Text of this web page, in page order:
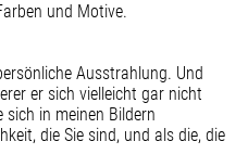
und Motive.
Ausstrahlung. Und
er sich vielleicht gar nicht
in meinen Bildern
die Sie sind, und als die, die